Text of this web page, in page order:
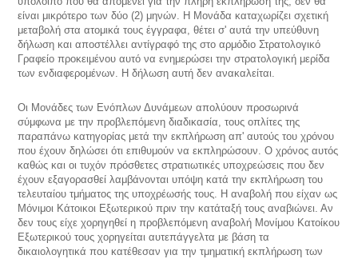
είναι μικρότερο των δύο (2) μηνών. Η Μονάδα καταχωρίζει σχετική
μεταβολή στα ατομικά τους έγγραφα, θέτει σ' αυτά την υπεύθυνη
δήλωση και αποστέλλει αντίγραφό της στο αρμόδιο Στρατολογικό
Γραφείο προκειμένου αυτό να ενημερώσει την στρατολογική μερίδα
των ενδιαφερομένων. Η δήλωση αυτή δεν ανακαλείται.
Οι Μονάδες των Ενόπλων Δυνάμεων απολύουν προσωρινά
σύμφωνα με την προβλεπόμενη διαδικασία, τους οπλίτες της
παραπάνω κατηγορίας μετά την εκπλήρωση απ' αυτούς του χρόνου
που έχουν δηλώσει ότι επιθυμούν να εκπληρώσουν. Ο χρόνος αυτός
καθώς και οι τυχόν πρόσθετες στρατιωτικές υποχρεώσεις που δεν
έχουν εξαγορασθεί λαμβάνονται υπόψη κατά την εκπλήρωση του
τελευταίου τμήματος της υποχρέωσής τους. Η αναβολή που είχαν ως
Μόνιμοι Κάτοικοι Εξωτερικού πριν την κατάταξή τους αναβιώνει. Αν
δεν τους είχε χορηγηθεί η προβλεπόμενη αναβολή Μονίμου Κατοίκου
Εξωτερικού τους χορηγείται αυτεπάγγελτα με βάση τα
δικαιολογητικά που κατέθεσαν για την τμηματική εκπλήρωση των